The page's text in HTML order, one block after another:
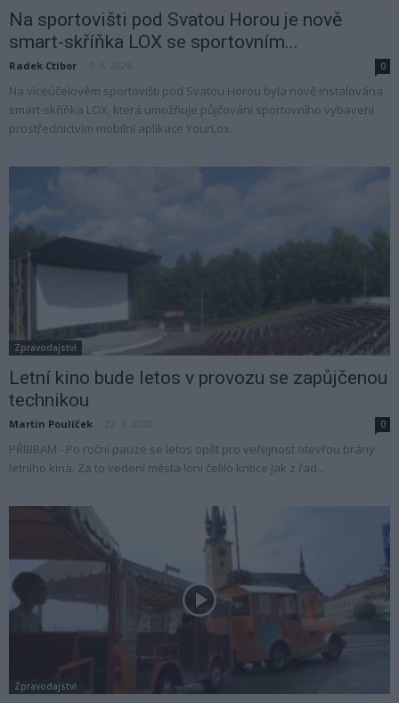
Na sportovišti pod Svatou Horou je nově
smart-skříňka LOX se sportovním...
Radek Ctibor 0
Na víceúčelovém sportovišti pod Svatou Horou byla nově instalována
smart-skříňka LOX, která umožňuje půjčování sportovního vybavení
prostřednictvím mobilní aplikace YourLox.
Zpravodajství
Letní kino bude letos v provozu se zapůjčenou
technikou
Martin Poulíček 0
PŘÍBRAM - Po roční pauze se letos opět pro veřejnost otevřou brány
letního kina. Za to vedení města loni čelilo kritice jak z řad...
Zpravodajství